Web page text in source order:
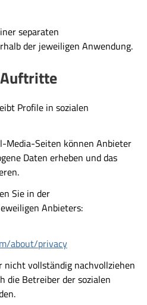
separaten
der jeweiligen Anwendung.
Profile in sozialen
Media-Seiten können Anbieter
Daten erheben und das
Sie in der
Anbieters:
about/privacy
nicht vollständig nachvollziehen
die Betreiber der sozialen